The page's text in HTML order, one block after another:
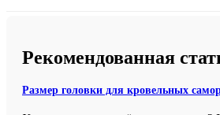
Рекомендованная
Размер головки для кровельных